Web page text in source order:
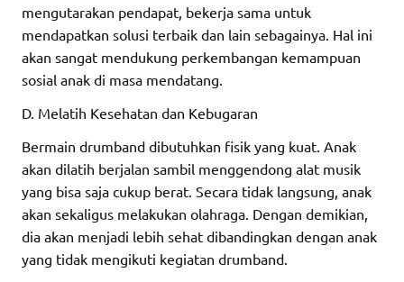
mengutarakan pendapat, bekerja sama untuk
mendapatkan solusi terbaik dan lain sebagainya. Hal ini
akan sangat mendukung perkembangan kemampuan
sosial anak di masa mendatang.
D. Melatih Kesehatan dan Kebugaran
Bermain drumband dibutuhkan fisik yang kuat. Anak
akan dilatih berjalan sambil menggendong alat musik
yang bisa saja cukup berat. Secara tidak langsung, anak
akan sekaligus melakukan olahraga. Dengan demikian,
dia akan menjadi lebih sehat dibandingkan dengan anak
yang tidak mengikuti kegiatan drumband.